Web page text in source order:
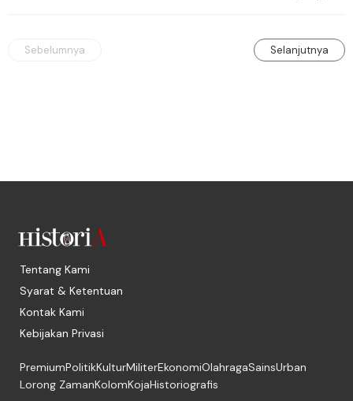
Sebelumnya Selanjutnya
Tentang Kami
Syarat & Ketentuan
Kontak Kami
Kebijakan Privasi
PremiumPolitikKulturMiliterEkonomiOlahragaSainsUrban
Lorong ZamanKolomKojaHistoriografis